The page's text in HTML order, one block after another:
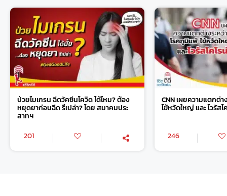
ป่วยไมเกรน ฉีดวัคซีนโควิด ได้ไหม? ต้อง
หยุดยาก่อนฉีด รึเปล่า? โดย สมาคมประ
สาทฯ
201
CNN เผยความแตกต่า
ไข้หวัดใหญ่ และ ไวรัสโ
246